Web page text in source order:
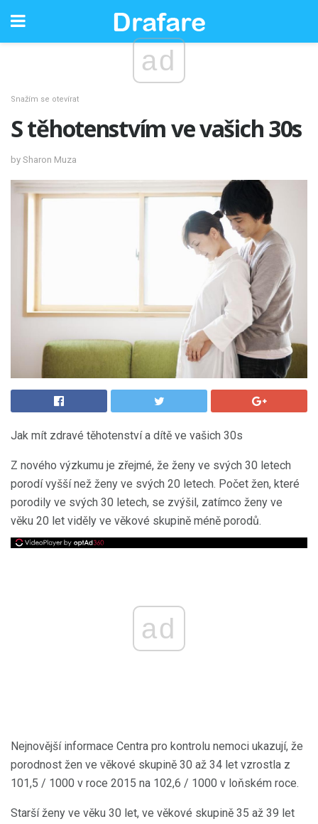
ad
Snažím se otevírat
S těhotenstvím ve vašich 30s
by Sharon Muza
Jak mít zdravé těhotenství a dítě ve vašich 30s
Z nového výzkumu je zřejmé, že ženy ve svých 30 letech
porodí vyšší než ženy ve svých 20 letech. Počet žen, které
porodily ve svých 30 letech, se zvýšil, zatímco ženy ve
věku 20 let viděly ve věkové skupině méně porodů.
ad
Nejnovější informace Centra pro kontrolu nemoci ukazují, že
porodnost žen ve věkové skupině 30 až 34 let vzrostla z
101,5 / 1000 v roce 2015 na 102,6 / 1000 v loňském roce.
Starší ženy ve věku 30 let, ve věkové skupině 35 až 39 let